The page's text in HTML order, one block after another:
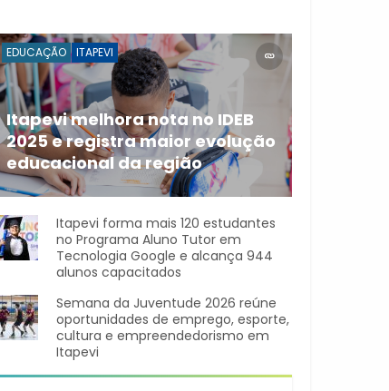
EDUCAÇÃO ITAPEVI
Itapevi melhora nota no IDEB
2025 e registra maior evolução
educacional da região
A rede municipal de ensino
Itapevi forma mais 120 estudantes
no Programa Aluno Tutor em
Tecnologia Google e alcança 944
alunos capacitados
Semana da Juventude 2026 reúne
oportunidades de emprego, esporte,
cultura e empreendedorismo em
Itapevi